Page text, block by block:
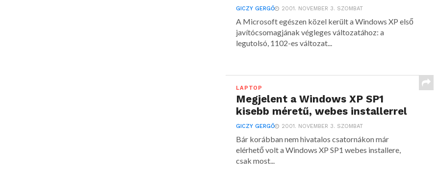
GICZY GERGŐ 2001. NOVEMBER 3. SZOMBAT
A Microsoft egészen közel került a Windows XP első
javítócsomagjának végleges változatához: a
legutolsó, 1102-es változat...
LAPTOP
Megjelent a Windows XP SP1
kisebb méretű, webes installerrel
GICZY GERGŐ 2001. NOVEMBER 3. SZOMBAT
Bár korábban nem hivatalos csatornákon már
elérhető volt a Windows XP SP1 webes installere,
csak most...